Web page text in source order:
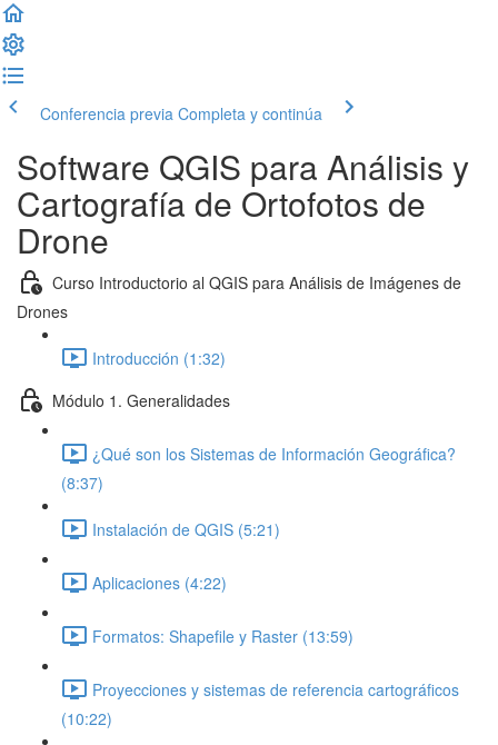
Conferencia previa Completa y continúa
Software QGIS para Análisis y
Cartografía de Ortofotos de
Drone
Curso Introductorio al QGIS para Análisis de Imágenes de
Drones
Introducción (1:32)
Módulo 1. Generalidades
¿Qué son los Sistemas de Información Geográfica?
(8:37)
Instalación de QGIS (5:21)
Aplicaciones (4:22)
Formatos: Shapefile y Raster (13:59)
Proyecciones y sistemas de referencia cartográficos
(10:22)